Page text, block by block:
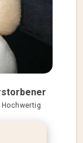
Hochwertig